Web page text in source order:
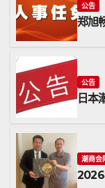
公告
郑旭
公告
日本
潮商会
2026